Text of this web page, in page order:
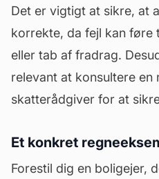
Det er vigtigt at sikre, at
korrekte, da fejl kan
eller tab af fradrag.
relevant at konsultere en
skatterådgiver for at
Et konkret
Forestil dig en boligejer,